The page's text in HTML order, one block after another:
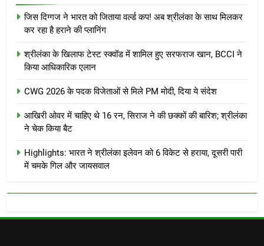
जिस दिग्गज ने भारत को जिताया वर्ल्ड कप! अब श्रीलंका के साथ मिलकर
कर रहा है हराने की प्लानिंग
श्रीलंका के खिलाफ टेस्ट स्क्वॉड में शामिल हुए सरफराज खान, BCCI ने
किया आधिकारिक एलान
CWG 2026 के पदक विजेताओं से मिले PM मोदी, दिया ये संदेश
आखिरी ओवर में चाहिए थे 16 रन, सिराज ने की छक्कों की बारिश; श्रीलंका
ने चेक किया बैट
Highlights: भारत ने श्रीलंका इलेवन को 6 विकेट से हराया, दूसरी पारी
में चमके गिल और जायसवाल